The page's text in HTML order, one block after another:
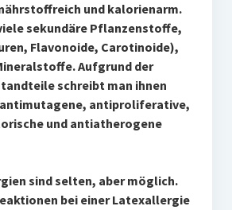
und kalorienarm.
sekundäre Pflanzenstoffe,
Flavonoide, Carotinoide),
Aufgrund der
schreibt man ihnen
antiproliferative,
und antiatherogene
sind selten, aber möglich.
bei einer Latexallergie